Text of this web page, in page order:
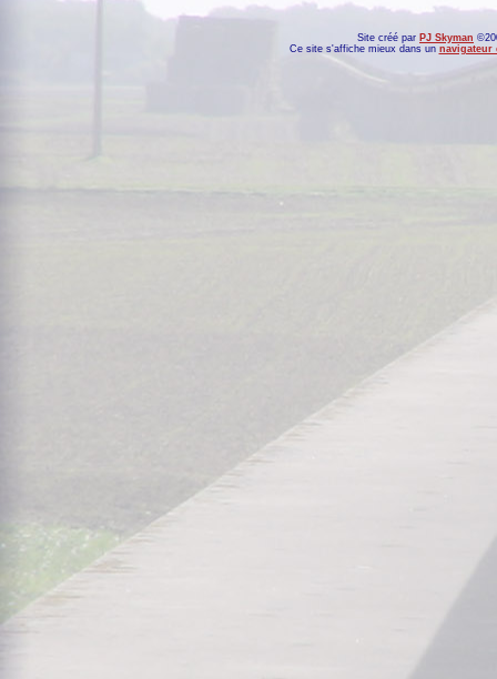
Site créé par PJ Skyman
Ce site s'affiche mieux dans un navigateur